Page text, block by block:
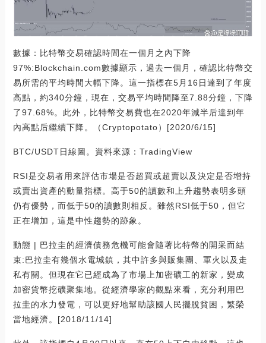
數據：比特幣交易確認時間在一個月之內下降
97%:Blockchain.com數據顯示，過去一個月，確認比特幣交
易所需的平均時間大幅下降。這一指標在5月16日達到了年度
高點，約340分鐘，現在，交易平均時間降至7.88分鐘，下降
了97.68%。此外，比特幣交易費也在2020年減半后達到年
內高點后繼續下降。（Cryptopotato）[2020/6/15]
BTC/USDT日線圖。資料來源：TradingView
RSI是交易者用來評估市場是否超買或超賣以及決定是否增持
或賣出資產的動量指標。高于50的讀數和上升趨勢表明多頭
仍有優勢，而低于50的讀數則相反。雖然RSI低于50，但它
正在增加，這是中性趨勢的跡象。
動態 | 巴拉圭的經濟債務危機可能會隨著比特幣的開采而結
束:巴拉圭有幾個水電城鎮，其中許多與販集團、軍火以及走
私有關。但現在它已經成為了市場上加密礦工的新家，變成
加密貨幣挖礦聚集地。從經濟學家的觀點來看，充分利用巴
拉圭的水力發電，可以更好地幫助該國人民擺脫貧困，繁榮
當地經濟。[2018/11/14]